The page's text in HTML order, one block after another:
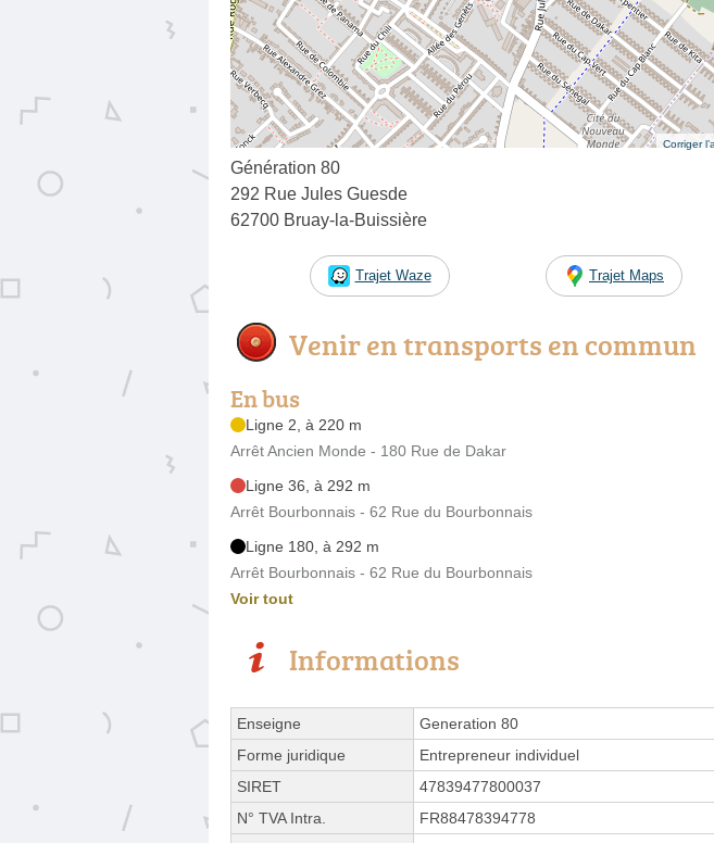
Corriger
Génération 80
292 Rue Jules Guesde
62700 Bruay-la-Buissière
Trajet Waze Trajet Maps
Venir en transports en commun
En bus
Ligne 2, à 220 m
Arrêt Ancien Monde - 180 Rue de Dakar
Ligne 36, à 292 m
Arrêt Bourbonnais - 62 Rue du Bourbonnais
Ligne 180, à 292 m
Arrêt Bourbonnais - 62 Rue du Bourbonnais
Voir tout
Informations
Enseigne
Generation 80
Forme juridique
Entrepreneur individuel
SIRET
47839477800037
N° TVA Intra.
FR88478394778